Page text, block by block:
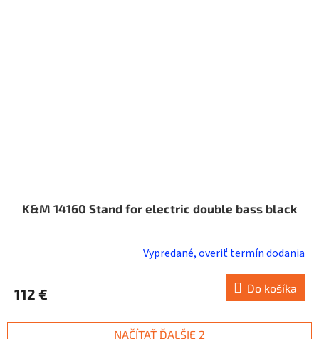
K&M 14160 Stand for electric double bass black
Vypredané, overiť termín dodania
112 € Do košíka
NAČÍTAŤ ĎALŠIE 2